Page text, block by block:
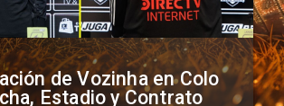
de Vozinha en Colo
Estadio y Contrato